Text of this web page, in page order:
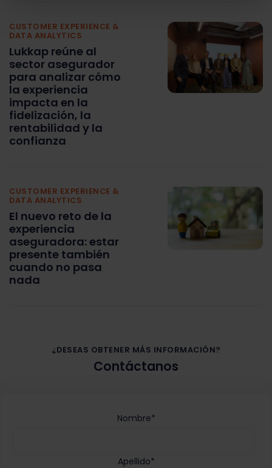
CUSTOMER EXPERIENCE &
DATA ANALYTICS
Lukkap reúne al
sector asegurador
para analizar cómo
la experiencia
impacta en la
fidelización, la
rentabilidad y la
confianza
CUSTOMER EXPERIENCE &
DATA ANALYTICS
El nuevo reto de la
experiencia
aseguradora: estar
presente también
cuando no pasa
nada
¿DESEAS OBTENER MÁS INFORMACIÓN?
Contáctanos
Nombre*
Apellido*